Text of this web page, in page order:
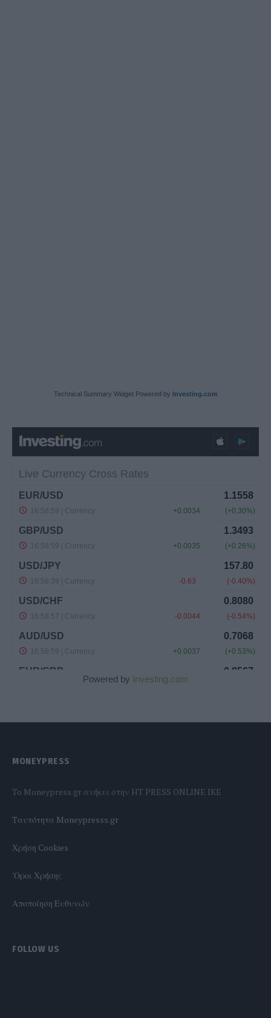
Technical Summary Widget Powered by Investing.com
Powered by Investing.com
MONEYPRESS
To Moneypress.gr ανήκει στην HT PRESS ONLINE IKE
Tαυτότητα Moneypresss.gr
Χρήση Cookies
'Οροι Χρήσης
Αποποίηση Ευθυνών
FOLLOW US